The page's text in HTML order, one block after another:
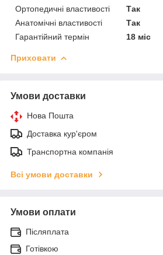
Ортопедичні властивості
Так
Анатомічні властивості
Так
Гарантійний термін
18 міс
Приховати
Умови доставки
Нова Пошта
Доставка кур'єром
Транспортна компанія
Всі умови доставки
Умови оплати
Післяплата
Готівкою